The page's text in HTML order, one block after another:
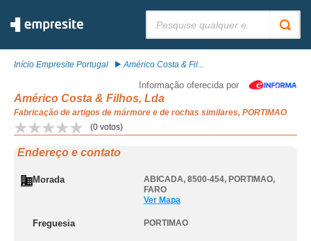
Início Empresite Portugal Américo Costa & Fil...
Informação oferecida por
Américo Costa & Filhos, Lda
Fabricação de artigos de mármore e de rochas similares, PORTIMAO
(0 votos)
Endereço e contato
Morada ABICADA, 8500-454, PORTIMAO,
FARO
Ver Mapa
Freguesia PORTIMAO